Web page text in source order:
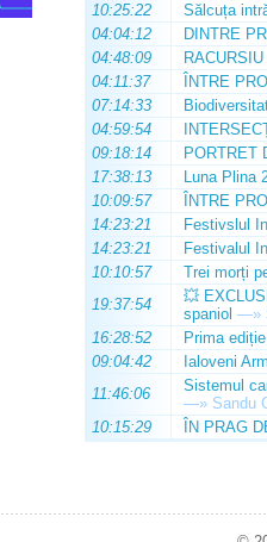
10:25:22
Sălcuța
04:04:12
DINTRE
04:48:09
RACURSIU
04:11:37
ÎNTRE
07:14:33
04:59:54
09:18:14
PORTRET
17:38:13
Luna Plina
10:09:57
ÎNTRE
14:23:21
Festivslul
14:23:21
Festivalul
10:10:57
Trei morți
19:37:54
💥
spaniol —»
16:28:52
Prima
09:04:42
Ialoveni
11:46:06
Sistemul
—» Sandu
10:15:29
ÎN PRAG